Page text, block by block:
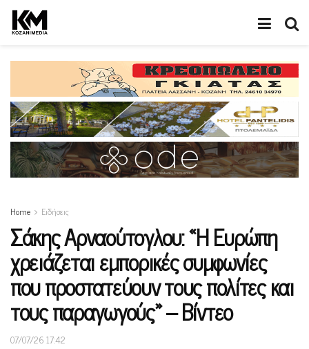
Home Ειδήσεις
Σάκης Αρναούτογλου: «Η Ευρώπη
χρειάζεται εμπορικές συμφωνίες
που προστατεύουν τους πολίτες και
τους παραγωγούς» – Βίντεο
07/07/26 17:42